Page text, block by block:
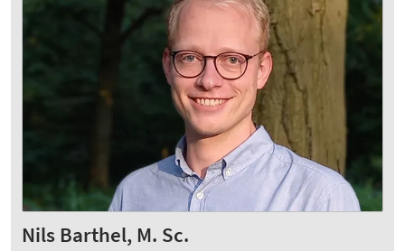
Nils Barthel, M. Sc.